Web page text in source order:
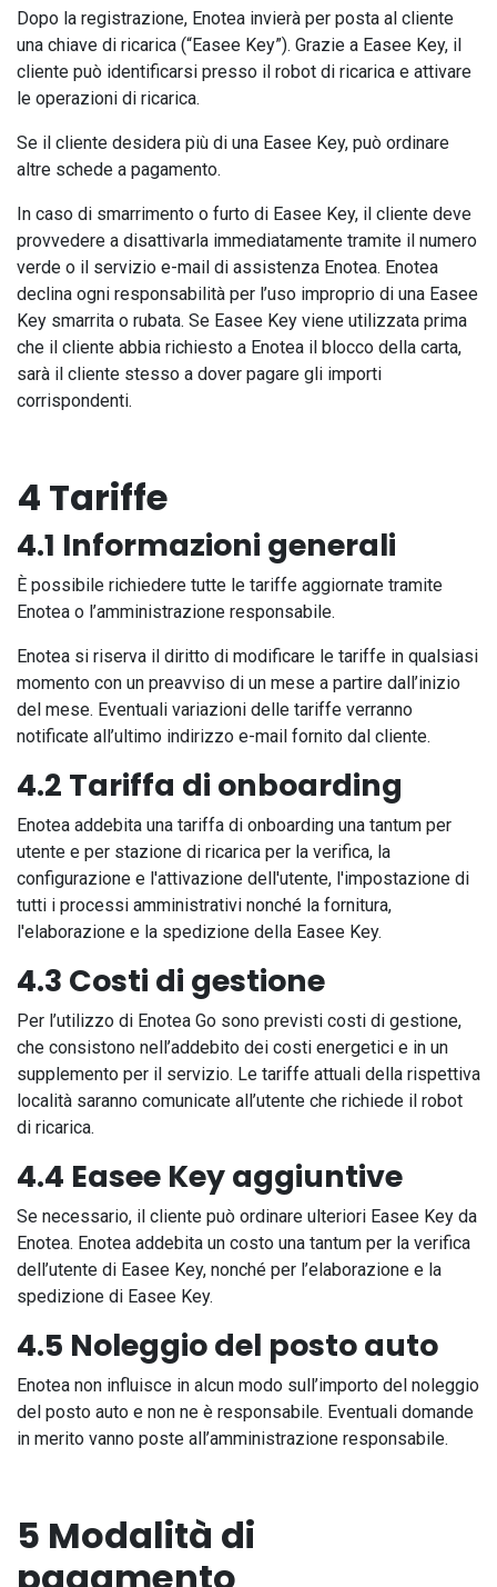
Dopo la registrazione, Enotea invierà per posta al cliente
una chiave di ricarica (“Easee Key”). Grazie a Easee Key, il
cliente può identificarsi presso il robot di ricarica e attivare
le operazioni di ricarica.
Se il cliente desidera più di una Easee Key, può ordinare
altre schede a pagamento.
In caso di smarrimento o furto di Easee Key, il cliente deve
provvedere a disattivarla immediatamente tramite il numero
verde o il servizio e-mail di assistenza Enotea. Enotea
declina ogni responsabilità per l’uso improprio di una Easee
Key smarrita o rubata. Se Easee Key viene utilizzata prima
che il cliente abbia richiesto a Enotea il blocco della carta,
sarà il cliente stesso a dover pagare gli importi
corrispondenti.
4 Tariffe
4.1 Informazioni generali
È possibile richiedere tutte le tariffe aggiornate tramite
Enotea o l’amministrazione responsabile.
Enotea si riserva il diritto di modificare le tariffe in qualsiasi
momento con un preavviso di un mese a partire dall’inizio
del mese. Eventuali variazioni delle tariffe verranno
notificate all’ultimo indirizzo e-mail fornito dal cliente.
4.2 Tariffa di onboarding
Enotea addebita una tariffa di onboarding una tantum per
utente e per stazione di ricarica per la verifica, la
configurazione e l'attivazione dell'utente, l'impostazione di
tutti i processi amministrativi nonché la fornitura,
l'elaborazione e la spedizione della Easee Key.
4.3 Costi di gestione
Per l’utilizzo di Enotea Go sono previsti costi di gestione,
che consistono nell’addebito dei costi energetici e in un
supplemento per il servizio. Le tariffe attuali della rispettiva
località saranno comunicate all’utente che richiede il robot
di ricarica.
4.4 Easee Key aggiuntive
Se necessario, il cliente può ordinare ulteriori Easee Key da
Enotea. Enotea addebita un costo una tantum per la verifica
dell’utente di Easee Key, nonché per l’elaborazione e la
spedizione di Easee Key.
4.5 Noleggio del posto auto
Enotea non influisce in alcun modo sull’importo del noleggio
del posto auto e non ne è responsabile. Eventuali domande
in merito vanno poste all’amministrazione responsabile.
5 Modalità di